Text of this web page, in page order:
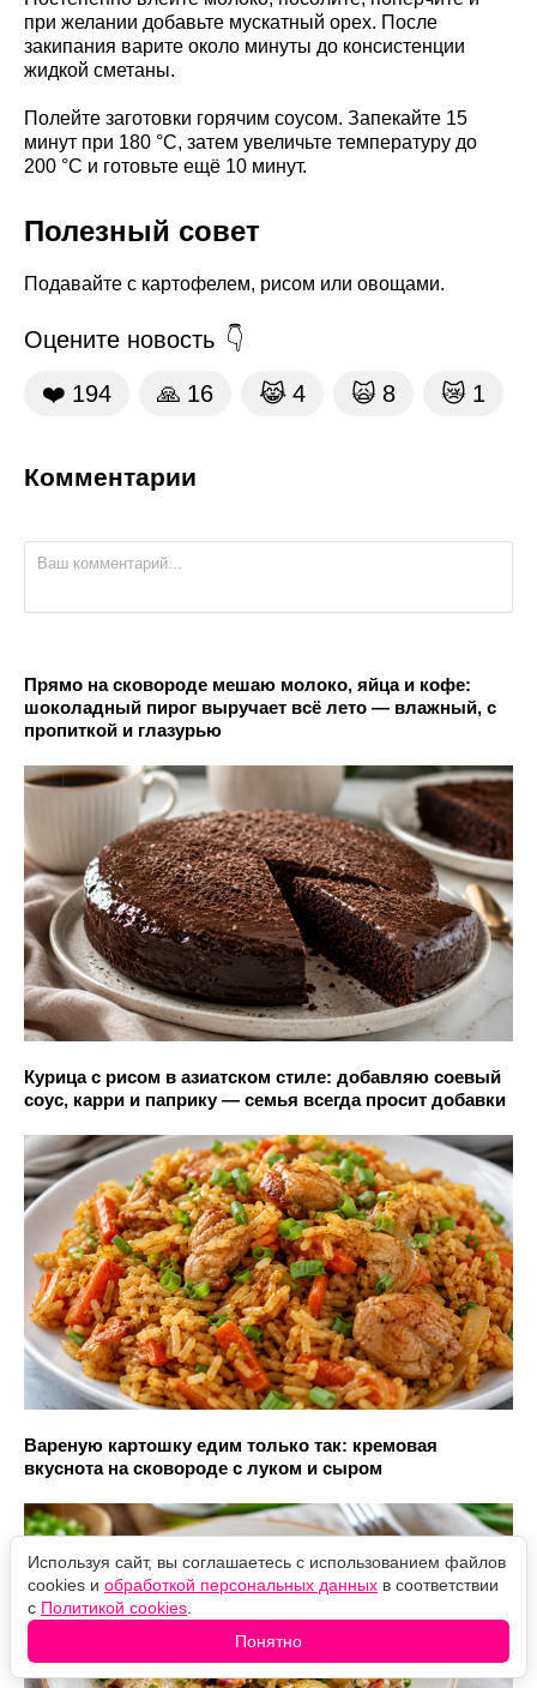
при желании добавьте мускатный орех. После
закипания варите около минуты до консистенции
жидкой сметаны.
Полейте заготовки горячим соусом. Запекайте 15
минут при 180 °C, затем увеличьте температуру до
200 °C и готовьте ещё 10 минут.
Полезный совет
Подавайте с картофелем, рисом или овощами.
Оцените новость
❤️ 194 🙏 16 😹 4 🙀 8 😿 1
Комментарии
Прямо на сковороде мешаю молоко, яйца и кофе:
шоколадный пирог выручает всё лето — влажный, с
пропиткой и глазурью
Курица с рисом в азиатском стиле: добавляю соевый
соус, карри и паприку — семья всегда просит добавки
Вареную картошку едим только так: кремовая
вкуснота на сковороде с луком и сыром
Используя сайт, вы соглашаетесь с использованием файлов
cookies и обработкой персональных данных в соответствии
с Политикой cookies
Понятно